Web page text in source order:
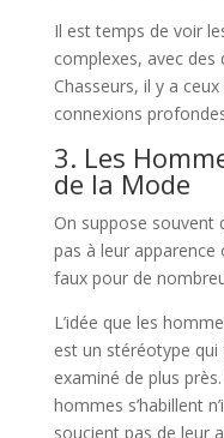
Il est temps de voir
complexes, avec des
Chasseurs, il y a
connexions
3. Les
de la Mode
On suppose souvent
pas à leur
faux pour de
L’idée que les
est un stéréotype qui
examiné de plus
hommes s’habillent
soucient pas de leur